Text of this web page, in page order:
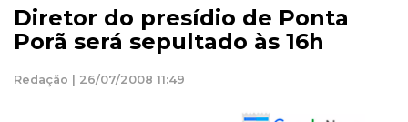
Diretor do presídio de Ponta
Porã será sepultado às 16h
Redação | 26/07/2008 11:49